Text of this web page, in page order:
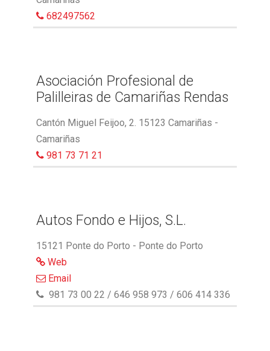
682497562
Asociación Profesional de
Palilleiras de Camariñas Rendas
Cantón Miguel Feijoo, 2. 15123 Camariñas -
Camariñas
981 73 71 21
Autos Fondo e Hijos, S.L.
15121 Ponte do Porto - Ponte do Porto
Web
Email
981 73 00 22 / 646 958 973 / 606 414 336